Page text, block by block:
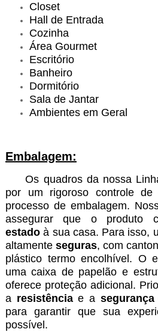
Closet
Hall de Entrada
Cozinha
Área Gourmet
Escritório
Banheiro
Dormitório
Sala de Jantar
Ambientes em Geral
Embalagem:
Os quadros da nossa
por um rigoroso controle de
processo de embalagem.
assegurar que o produto
estadoà sua casa. Para isso,
altamente seguras, com
plástico termo encolhível. O
uma caixa de papelão e
oferece proteção adicional.
a resistênciae a segurança
para garantir que sua
possível.